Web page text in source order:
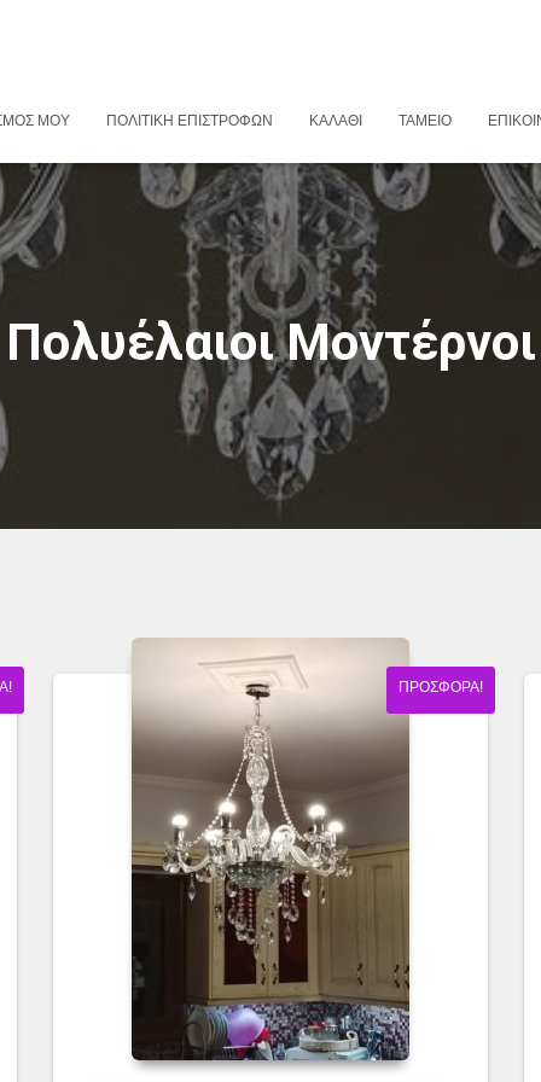
ΜΟΥ ΠΟΛΙΤΙΚΉ ΕΠΙΣΤΡΟΦΏΝ ΚΑΛΆΘΙ ΤΑΜΕΊΟ
Πολυέλαιοι Μοντέρνοι
ΠΡΟΣΦΟΡΆ!